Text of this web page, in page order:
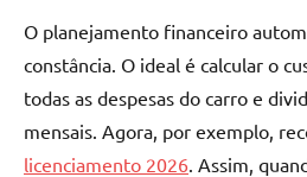
O planejamento financeiro
constância. O ideal é calcular o
todas as despesas do carro e
mensais. Agora, por exemplo,
licenciamento 2026 . Assim,